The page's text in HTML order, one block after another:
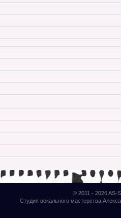
© 2011 - 2026AS-
Студия вокального мастерства